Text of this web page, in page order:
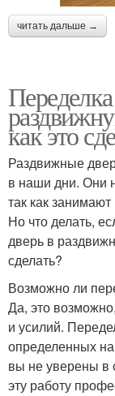
читать дальше →
как это
Раздвижные
в наши дни. Они
так как
Но что делать,
дверь в
сделать?
Возможно ли
Да, это
и усилий.
определенных
вы не уверены в
эту работу